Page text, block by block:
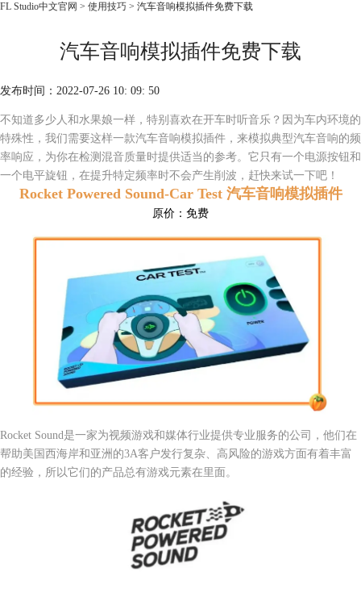
FL Studio中文官网 > 使用技巧 > 汽车音响模拟插件免费下载
汽车音响模拟插件免费下载
发布时间：2022-07-26 10: 09: 50
不知道多少人和水果娘一样，特别喜欢在开车时听音乐？因为车内环境的
特殊性，我们需要这样一款汽车音响模拟插件，来模拟典型汽车音响的频
率响应，为你在检测混音质量时提供适当的参考。它只有一个电源按钮和
一个电平旋钮，在提升特定频率时不会产生削波，赶快来试一下吧！
Rocket Powered Sound-Car Test 汽车音响模拟插件
原价： 免费
Rocket Sound是一家为视频游戏和媒体行业提供专业服务的公司，他们在
帮助美国西海岸和亚洲的3A客户发行复杂、高风险的游戏方面有着丰富
的经验，所以它们的产品总有游戏元素在里面。